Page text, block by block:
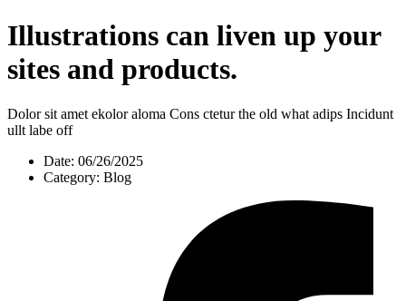
Illustrations can liven up your
sites and products.
Dolor sit amet ekolor aloma Cons ctetur the old what adips Incidunt
ullt labe off
Date: 06/26/2025
Category: Blog